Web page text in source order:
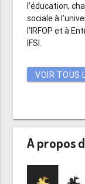
l’éducation,
sociale à
l’IRFOP et à
IFSI.
VOIR TOUS
A propos